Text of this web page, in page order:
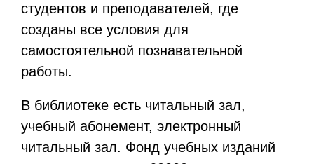
студентов и преподавателей, где
созданы все условия для
самостоятельной познавательной
работы.
В библиотеке есть читальный зал,
учебный абонемент, электронный
читальный зал. Фонд учебных изданий